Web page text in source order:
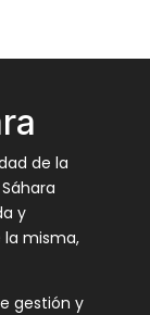
de la
y
la misma,
gestión y